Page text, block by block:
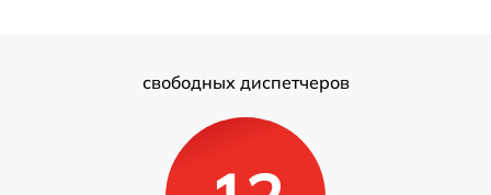
свободных диспетчеров